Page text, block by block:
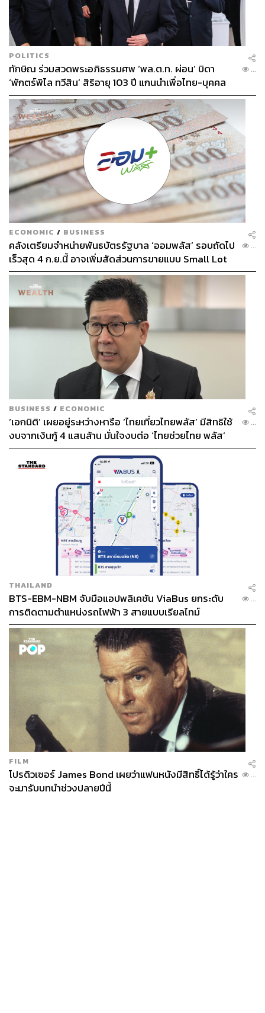
POLITICS
ทักษิณ ร่วมสวดพระอภิธรรมศพ ‘พล.ต.ท. ผ่อน’ บิดา
‘พักตร์พิไล ทวีสิน’ สิริอายุ 103 ปี แกนนำเพื่อไทย-บุคคล
หลากวงการร่วมอาลัย
...
ECONOMIC / BUSINESS
คลังเตรียมจำหน่ายพันธบัตรรัฐบาล ‘ออมพลัส’ รอบถัดไป
เร็วสุด 4 ก.ย.นี้ อาจเพิ่มสัดส่วนการขายแบบ Small Lot
First มากขึ้น
...
BUSINESS / ECONOMIC
‘เอกนิติ’ เผยอยู่ระหว่างหารือ ‘ไทยเที่ยวไทยพลัส’ มีสิทธิใช้
งบจากเงินกู้ 4 แสนล้าน มั่นใจงบต่อ ‘ไทยช่วยไทย พลัส’
เฟส 2 มีเพียงพอ
...
THAILAND
BTS-EBM-NBM จับมือแอปพลิเคชัน ViaBus ยกระดับ
การติดตามตำแหน่งรถไฟฟ้า 3 สายแบบเรียลไทม์
...
FILM
โปรดิวเซอร์ James Bond เผยว่าแฟนหนังมีสิทธิ์ได้รู้ว่าใคร
จะมารับบทนำช่วงปลายปีนี้
...